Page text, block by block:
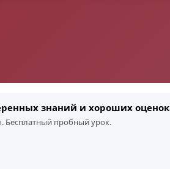
знаний и хороших оценок
Бесплатный пробный урок.